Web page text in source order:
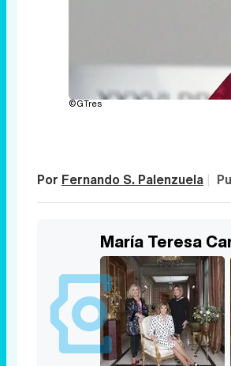
©GTres
Por Fernando S. Palenzuela |
María Teresa